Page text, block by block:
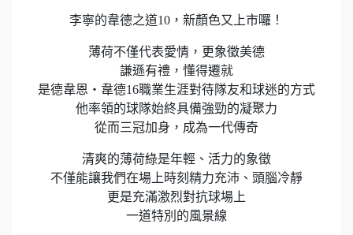
李寧的韋德之道10，新顏色又上市囉！
薄荷不僅代表愛情，更象徵美德
謙遜有禮，懂得遷就
是德韋恩‧韋德16職業生涯對待隊友和球迷的方式
他率領的球隊始終具備強勁的凝聚力
從而三冠加身，成為一代傳奇
清爽的薄荷綠是年輕、活力的象徵
不僅能讓我們在場上時刻精力充沛、頭腦冷靜
更是充滿激烈對抗球場上
一道特別的風景線